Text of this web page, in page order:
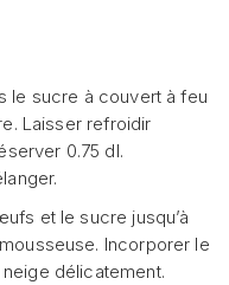
le sucre à couvert à feu
Laisser refroidir
0.75 dl.
et le sucre jusqu’à
Incorporer le
délicatement.